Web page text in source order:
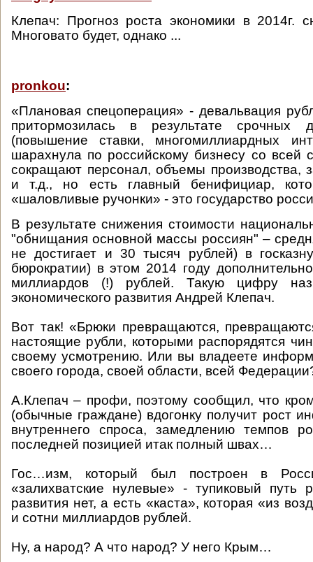
Клепач: Прогноз роста экономики в
Многовато будет, однако ...
pronkou:
«Плановая спецоперация» - девальвация
притормозилась в результате
(повышение ставки, многомиллиардных
шарахнула по российскому бизнесу со всей
сокращают персонал, объемы производства,
и т.д., но есть главный бенифициар,
«шаловливые ручонки» - это государство
В результате снижения стоимости
"обнищания основной массы россиян" –
не достигает и 30 тысяч рублей) в
бюрократии) в этом 2014 году
миллиардов (!) рублей. Такую цифру
экономического развития Андрей Клепач.
Вот так! «Брюки превращаются,
настоящие рубли, которыми распорядятся
своему усмотрению. Или вы владеете
своего города, своей области, всей
А.Клепач – профи, поэтому сообщил, что
(обычные граждане) вдогонку получит рост
внутреннего спроса, замедлению темпов
последней позицией итак полный швах…
Гос…изм, который был построен в
«залихватские нулевые» - тупиковый путь
развития нет, а есть «каста», которая «из
и сотни миллиардов рублей.
Ну, а народ? А что народ? У него Крым…